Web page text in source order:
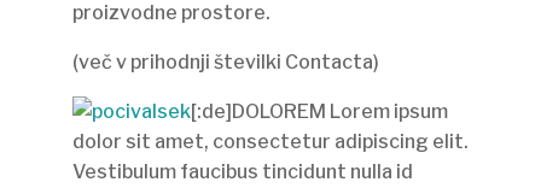
proizvodne prostore.
(več v prihodnji številki Contacta)
[:de]DOLOREM Lorem ipsum
dolor sit amet, consectetur adipiscing elit.
Vestibulum faucibus tincidunt nulla id